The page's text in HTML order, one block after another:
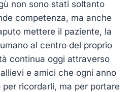
non sono stati soltanto
competenza, ma anche
mettere il paziente, la
al centro del proprio
continua oggi attraverso
e amici che ogni anno
ricordarli, ma per portare